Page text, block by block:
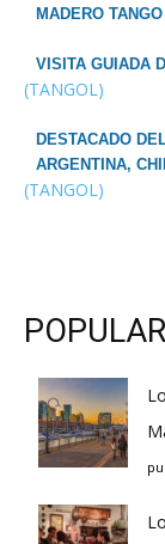
MADERO
VISITA GUIADA
(TANGOL)
DESTACADO
ARGENTINA,
(TANGOL)
POPULAR